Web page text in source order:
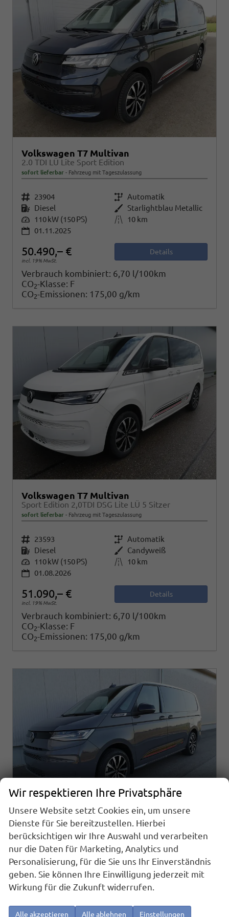
Volkswagen T7 Multivan
2.0 TDI LÜ Lite Sport Edition
sofort lieferbar Fahrzeug mit Tageszulassung
Fahrzeugnr. 23904 Getriebe Automatik
Kraftstoff Diesel Außenfarbe Starlightblau Metallic
Leistung 110 kW (150 PS) Kilometerstand
10 km
01.11.2025
50.490,– €
incl. 19% MwSt.
Details
Verbrauch kombiniert: 6,70 l/100km
CO2-Klasse: F
CO2-Emissionen: 175,00 g/km
Volkswagen T7 Multivan
Sport Edition 2,0TDI DSG Lite LÜ 5 Sitzer
sofort lieferbar Fahrzeug mit Tageszulassung
Fahrzeugnr. 23593 Getriebe Automatik
Kraftstoff Diesel Außenfarbe Candyweiß
Leistung 110 kW (150 PS) Kilometerstand
10 km
01.08.2026
51.090,– €
incl. 19% MwSt.
Details
Verbrauch kombiniert: 6,70 l/100km
CO2-Klasse: F
CO2-Emissionen: 175,00 g/km
Volkswagen T7 Multivan
Sport Edition 2,0TDI DSG Lite LÜ 5 Sitzer
sofort lieferbar Fahrzeug mit Tageszulassung
Automatik
Kraftstoff Diesel AußenfarbePuregrey
Leistung110 kW (150 PS) Kilometerstand10 km
01.08.2026
Wir respektieren Ihre Privatsphäre
Unsere Website setzt Cookies ein, um unsere
Dienste für Sie bereitzustellen. Hierbei
berücksichtigen wir Ihre Auswahl und verarbeiten
nur die Daten für Marketing, Analytics und
Personalisierung, für die Sie uns Ihr Einverständnis
geben. Sie können Ihre Einwilligung jederzeit mit
Wirkung für die Zukunft widerrufen.
Alle akzeptieren Alle ablehnen Einstellungen